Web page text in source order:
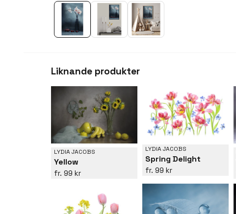
Liknande produkter
LYDIA JACOBS
Yellow
99 kr
LYDIA JACOBS
Spring Delight
99 kr